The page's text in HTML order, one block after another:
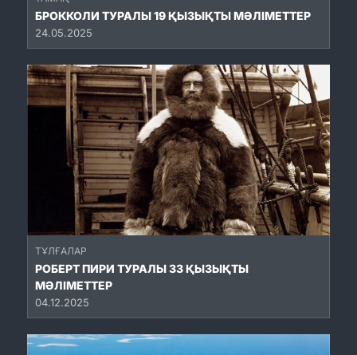
БРОККОЛИ ТУРАЛЫ 19 ҚЫЗЫҚТЫ МӘЛІМЕТТЕР
24.05.2025
ТҰЛҒАЛАР
РОБЕРТ ПИРИ ТУРАЛЫ 33 ҚЫЗЫҚТЫ
МӘЛІМЕТТЕР
04.12.2025